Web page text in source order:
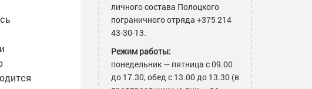
личного состава Полоцкого
пограничного отряда +375 214
43-30-13.
Режим работы:
понедельник — пятница с 09.00
до 17.30, обед с 13.00 до 13.30 (в